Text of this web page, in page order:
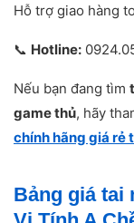
Hỗ trợ giao hàng
📞 Hotline:
Nếu bạn đang tìm
game thủ, hãy
chính hãng giá rẻ
Bảng giá tai